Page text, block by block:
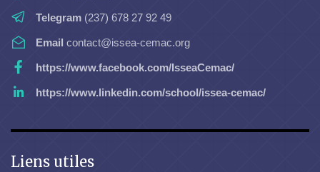
Telegram (237) 678 27 92 49
Email contact@issea-cemac.org
https://www.facebook.com/IsseaCemac/
https://www.linkedin.com/school/issea-cemac/
Liens utiles